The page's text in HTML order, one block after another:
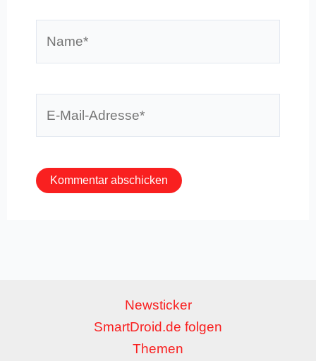
Newsticker
SmartDroid.de folgen
Themen